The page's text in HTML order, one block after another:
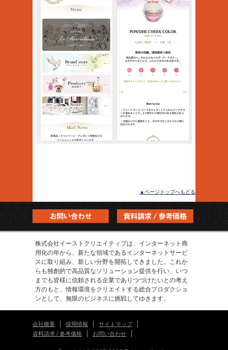
▲ページトップへもどる
株式会社イーストクリエイティブは、インターネット商
用化の年から、新たな領域であるインターネットサービ
スに取り組み、新しい分野を開拓してきました。これか
らも独創的で高品質なソリューション提供を行い、いつ
までも皆様に信頼される企業でありつづけたいとの考え
方のもと、情報環境をクリエイトする総合プロダクショ
ンとして、無限のビジネスに挑戦してゆきます。
会社概要 採用情報
サイトマップ
資料請求 / 参考価格
お問い合わせ